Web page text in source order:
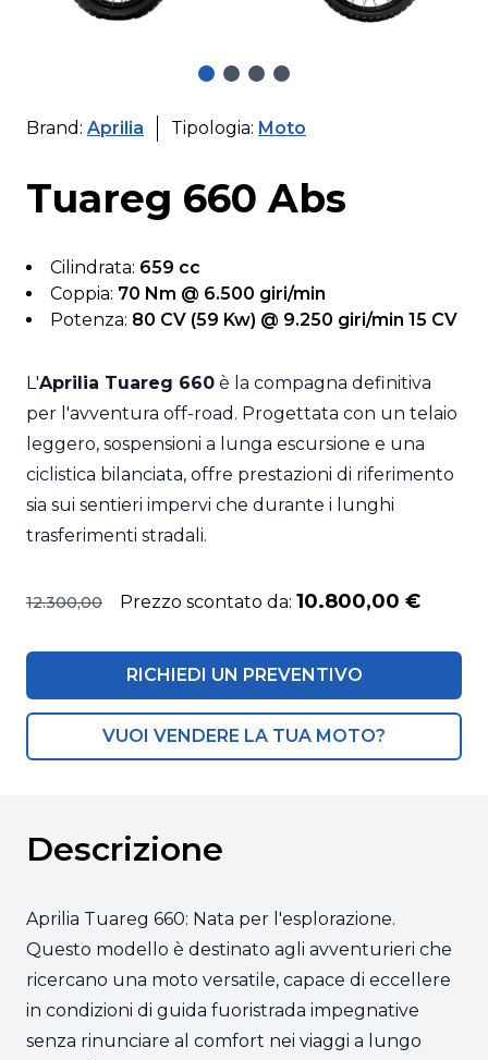
Brand: Aprilia Tipologia: Moto
Tuareg 660 Abs
Cilindrata: 659 cc
Coppia: 70 Nm @ 6.500 giri/min
Potenza: 80 CV (59 Kw) @ 9.250 giri/min 15 CV
L'Aprilia Tuareg 660 è la compagna definitiva
per l'avventura off-road. Progettata con un telaio
leggero, sospensioni a lunga escursione e una
ciclistica bilanciata, offre prestazioni di riferimento
sia sui sentieri impervi che durante i lunghi
trasferimenti stradali.
12.300,00 Prezzo scontato da: 10.800,00 €
RICHIEDI UN PREVENTIVO
VUOI VENDERE LA TUA MOTO?
Descrizione
Aprilia Tuareg 660: Nata per l'esplorazione.
Questo modello è destinato agli avventurieri che
ricercano una moto versatile, capace di eccellere
in condizioni di guida fuoristrada impegnative
senza rinunciare al comfort nei viaggi a lungo